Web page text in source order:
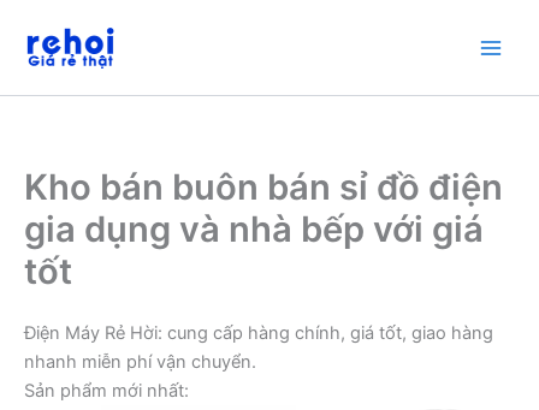
dung
Kho bán buôn bán sỉ đồ điện
gia dụng và nhà bếp với giá
tốt
Điện Máy Rẻ Hời: cung cấp hàng chính, giá tốt, giao hàng
nhanh miễn phí vận chuyển.
Sản phẩm mới nhất: